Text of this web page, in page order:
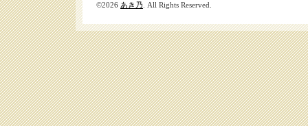
©2026 あき乃 . All Rights Reserved.